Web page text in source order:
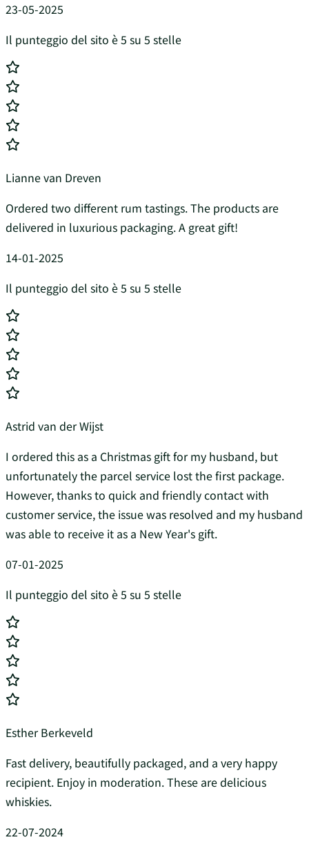
23-05-2025
Il punteggio del sito è 5 su 5 stelle
Lianne van Dreven
Ordered two different rum tastings. The products are
delivered in luxurious packaging. A great gift!
14-01-2025
Il punteggio del sito è 5 su 5 stelle
Astrid van der Wijst
I ordered this as a Christmas gift for my husband, but
unfortunately the parcel service lost the first package.
However, thanks to quick and friendly contact with
customer service, the issue was resolved and my husband
was able to receive it as a New Year's gift.
07-01-2025
Il punteggio del sito è 5 su 5 stelle
Esther Berkeveld
Fast delivery, beautifully packaged, and a very happy
recipient. Enjoy in moderation. These are delicious
whiskies.
22-07-2024